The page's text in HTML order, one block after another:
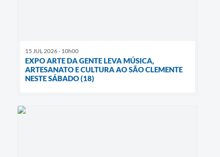
15 JUL 2026 - 10h00
EXPO ARTE DA GENTE LEVA MÚSICA,
ARTESANATO E CULTURA AO SÃO CLEMENTE
NESTE SÁBADO (18)